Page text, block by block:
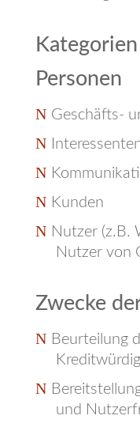
Personen
Geschäfts-
Kunden
Nutzer (z.B.
Nutzer von
Zwecke
Beurteilung
und